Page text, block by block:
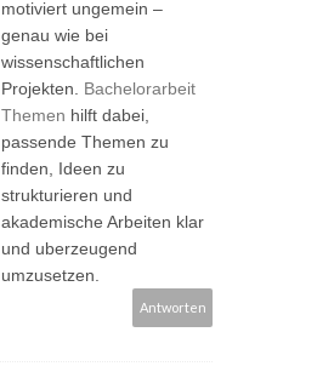
motiviert ungemein –
genau wie bei
wissenschaftlichen
Projekten. Bachelorarbeit
Themen hilft dabei,
passende Themen zu
finden, Ideen zu
strukturieren und
akademische Arbeiten klar
und uberzeugend
umzusetzen.
Antworten